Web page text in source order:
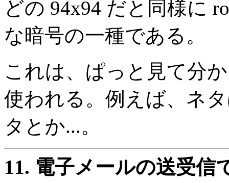
どの 94x94 だと同様に
な暗号の一種である。
これは、ぱっと見て分
使われる。例えば、ネ
タとか...。
11. 電子メールの送受信